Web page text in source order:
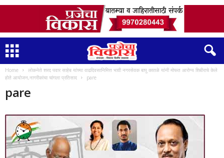
Home
लोकनेते शरद पवार साहेब यांच्या वाढदिवसानिमित्त भावी नगरसेवक बापु कातळे यांनी मोफत आरोग्य शिबीराचे केले
होते आयोजन,नागरीकांचा चांगला प्रतिसाद
pare
pare